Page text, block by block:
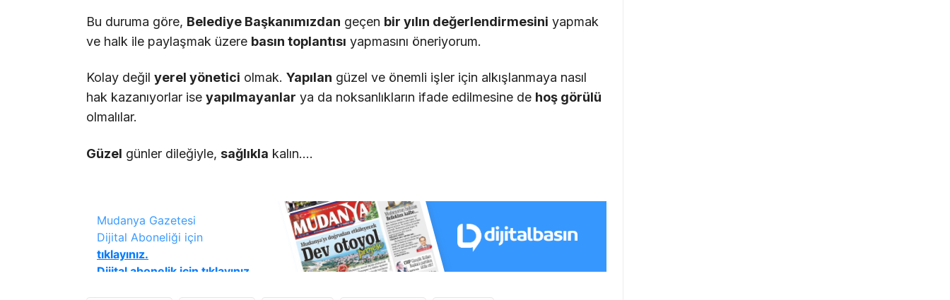
Bu duruma göre, Belediye Başkanımızdan geçen bir yılın değerlendirmesini yapmak
ve halk ile paylaşmak üzere basın toplantısı yapmasını öneriyorum.
Kolay değil yerel yönetici olmak. Yapılan güzel ve önemli işler için alkışlanmaya nasıl
hak kazanıyorlar ise yapılmayanlar ya da noksanlıkların ifade edilmesine de hoş görülü
olmalılar.
Güzel günler dileğiyle, sağlıkla kalın….